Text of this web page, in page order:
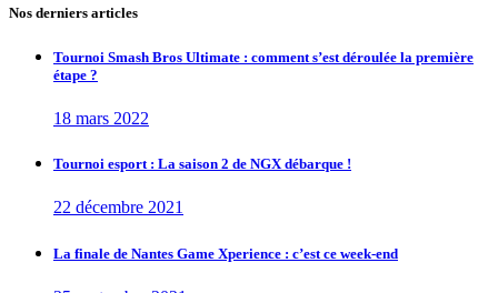
Nos derniers articles
Tournoi Smash Bros Ultimate : comment s’est déroulée la première
étape ?
18 mars 2022
Tournoi esport : La saison 2 de NGX débarque !
22 décembre 2021
La finale de Nantes Game Xperience : c’est ce week-end